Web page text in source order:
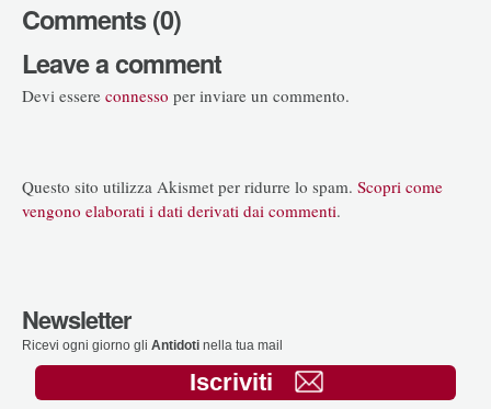
Comments (0)
Leave a comment
Devi essere connesso per inviare un commento.
Questo sito utilizza Akismet per ridurre lo spam. Scopri come
vengono elaborati i dati derivati dai commenti.
Newsletter
Ricevi ogni giorno gli Antidoti nella tua mail
Iscriviti